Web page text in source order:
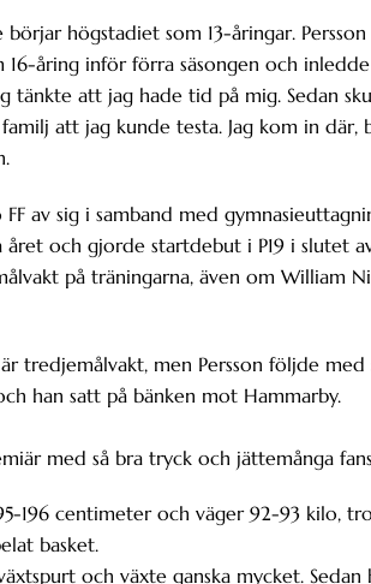
högstadiet som 13-åringar.
åring inför förra säsongen och inledde
tänkte att jag hade tid på mig. Sedan
att jag kunde testa. Jag kom in där,
av sig i samband med
och gjorde startdebut i P19 i slutet
på träningarna, även om William
tredjemålvakt, men Persson följde
han satt på bänken mot Hammarby.
med så bra tryck och jättemånga
196 centimeter och väger 92-93 kilo,
basket.
och växte ganska mycket.